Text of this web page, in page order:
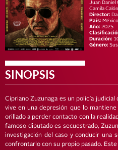
Juan Daniel
Camila
Director:
País: México
Año: 2025
Duración:
Género:
SINOPSIS
Cipriano Zuzunaga es un policía
vive en una depresión que lo
orillado a perder contacto con la
famoso diputado es secuestrado,
investigación del caso y conducir una
confrontarlo con su propio pasado.